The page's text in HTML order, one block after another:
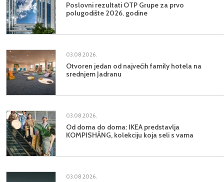
Poslovni rezultati OTP Grupe za prvo
polugodište 2026. godine
03.08.2026.
Otvoren jedan od najvećih family hotela na
srednjem Jadranu
03.08.2026.
Od doma do doma: IKEA predstavlja
KOMPISHÄNG, kolekciju koja seli s vama
03.08.2026.